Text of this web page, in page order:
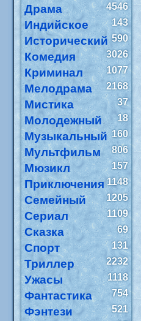
Драма 4546
Индийское 143
Исторический 590
Комедия 3026
Криминал 1077
Мелодрама 2168
Мистика 37
Молодежный 18
Музыкальный 160
Мультфильм 806
Мюзикл 157
Приключения 1148
Семейный 1205
Сериал 1109
Сказка 69
Спорт 131
Триллер 2232
Ужасы 1118
Фантастика 754
Фэнтези
521